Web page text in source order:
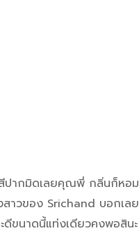
ปากมิดเลยคุณพี่ กลิ่นก็หอม
าวของ Srichand บอกเลย
ดีขนาดนี้แท่งเดียวคงพอสินะ